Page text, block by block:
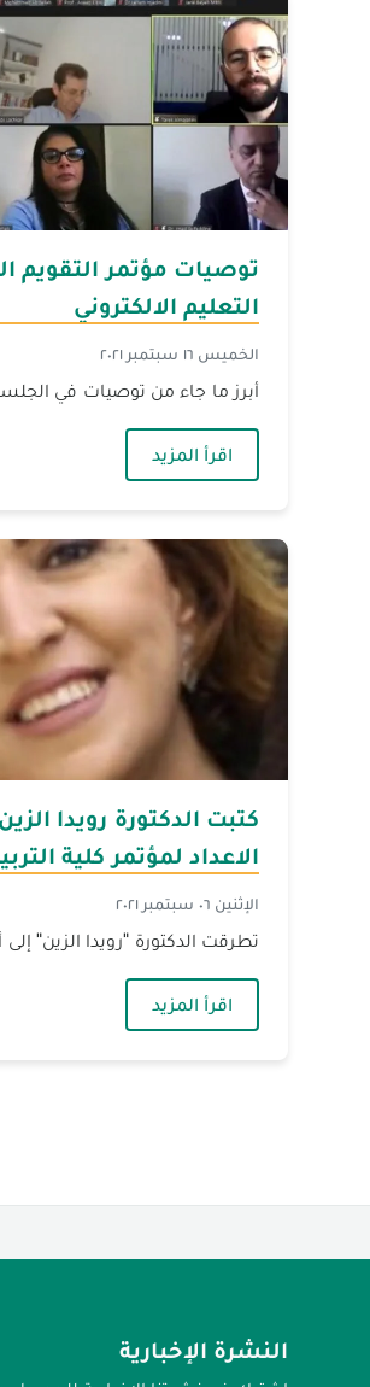
توصيات مؤتمر التقويم
التعليم الالكتروني
الخميس ١٦ سبتمبر ٢٠٢١
أبرز ما جاء من توصيات في
اقرأ المزيد — توصيات مؤتمر
كتبت الدكتورة رويدا
الاعداد لمؤتمر كلية
الإثنين ٠٦ سبتمبر ٢٠٢١
تطرقت الدكتورة "رويدا الزين"
اقرأ المزيد — كتبت الدكتورة
النشرة الإخبارية